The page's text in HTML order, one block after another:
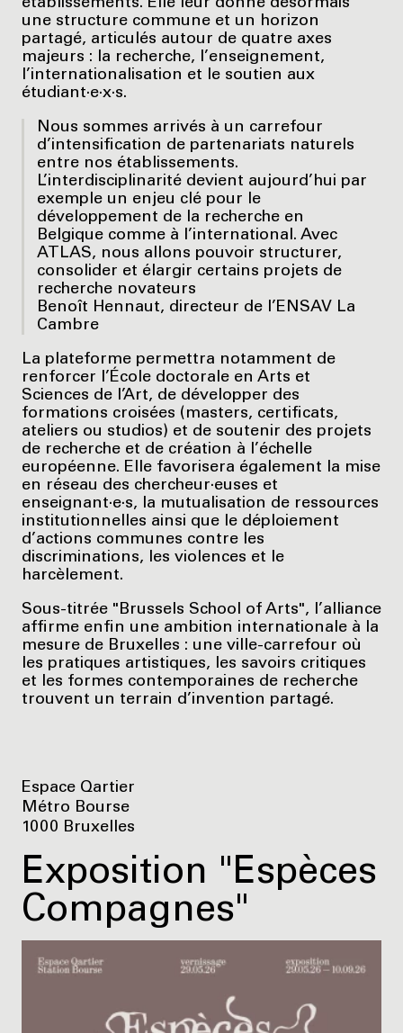
une structure commune et un horizon
partagé, articulés autour de quatre axes
majeurs : la recherche, l’enseignement,
l’internationalisation et le soutien aux
étudiant·e·x·s.
Nous sommes arrivés à un carrefour
d’intensification de partenariats naturels
entre nos établissements.
L’interdisciplinarité devient aujourd’hui par
exemple un enjeu clé pour le
développement de la recherche en
Belgique comme à l’international. Avec
ATLAS, nous allons pouvoir structurer,
consolider et élargir certains projets de
recherche novateurs
Benoît Hennaut, directeur de l’ENSAV La
Cambre
La plateforme permettra notamment de
renforcer l’École doctorale en Arts et
Sciences de l’Art, de développer des
formations croisées (masters, certificats,
ateliers ou studios) et de soutenir des projets
de recherche et de création à l’échelle
européenne. Elle favorisera également la mise
en réseau des chercheur·euses et
enseignant·e·s, la mutualisation de ressources
institutionnelles ainsi que le déploiement
d’actions communes contre les
discriminations, les violences et le
harcèlement.
Sous-titrée "Brussels School of Arts", l’alliance
affirme enfin une ambition internationale à la
mesure de Bruxelles : une ville-carrefour où
les pratiques artistiques, les savoirs critiques
et les formes contemporaines de recherche
trouvent un terrain d’invention partagé.
Espace Qartier
Métro Bourse
1000 Bruxelles
Exposition "Espèces
Compagnes"